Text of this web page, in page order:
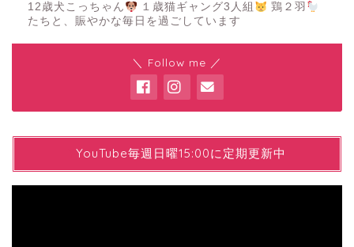
12歳犬こっちゃん
１歳猫ギャング3人組
鶏２羽
たちと、賑やかな毎日を過ごしています
＼ Follow me ／
YYouTube毎週日曜15:00に定期更新中